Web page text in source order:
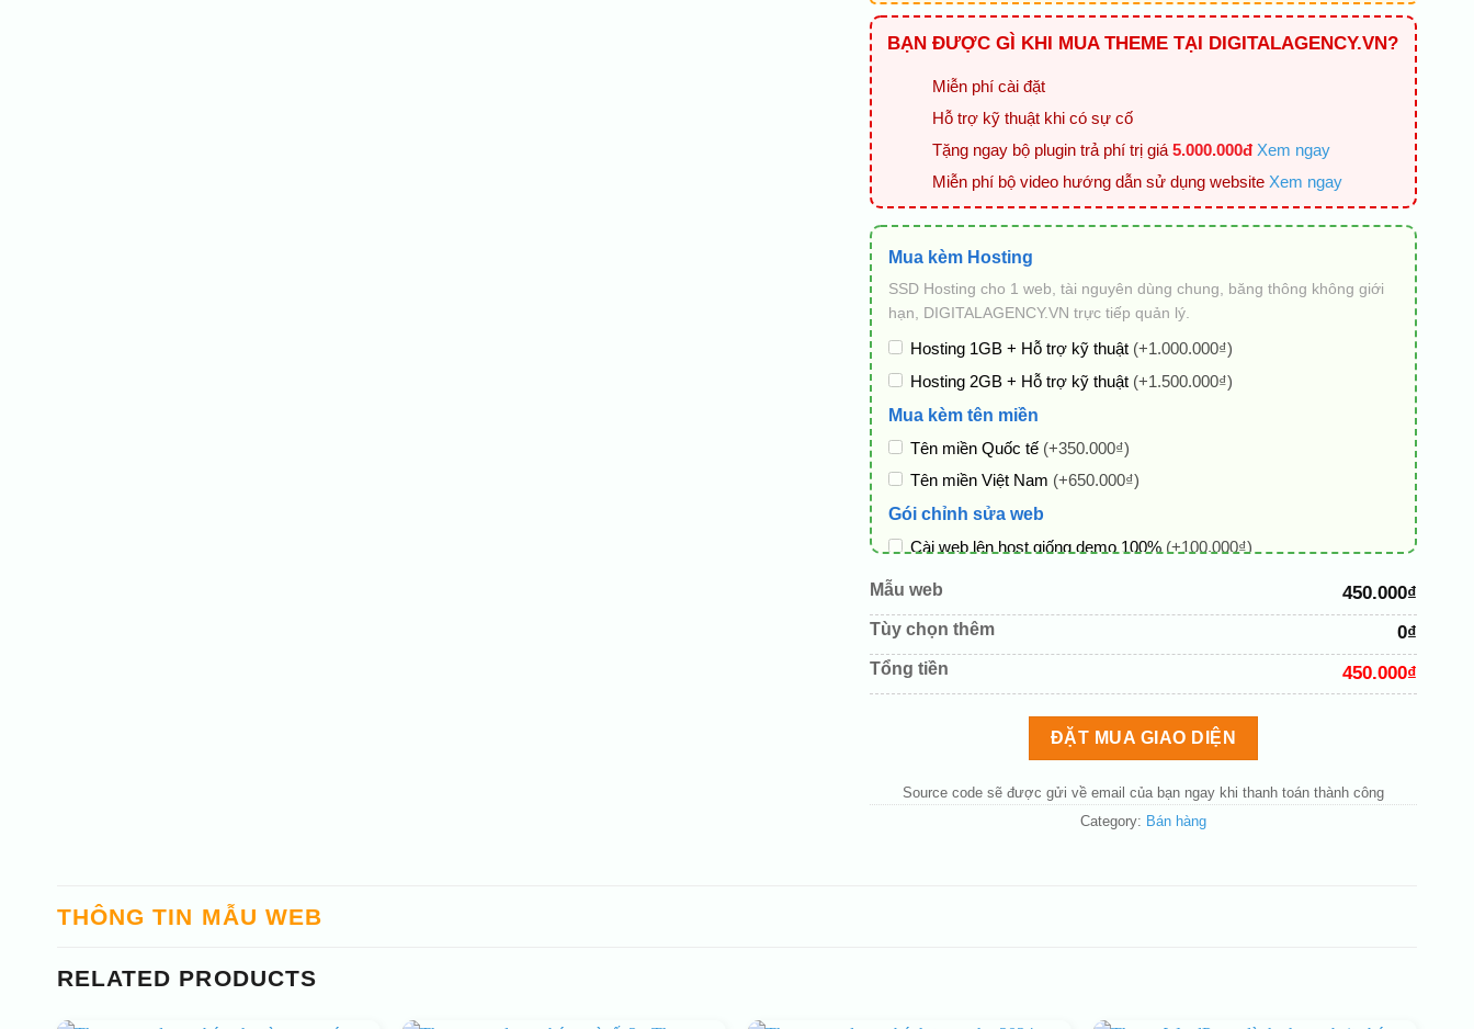
BẠN ĐƯỢC GÌ KHI MUA THEME TẠI DIGITALAGENCY.VN?
Miễn phí cài đặt
Hỗ trợ kỹ thuật khi có sự cố
Tặng ngay bộ plugin trả phí trị giá 5.000.000đ Xem ngay
Miễn phí bộ video hướng dẫn sử dụng website Xem ngay
Mua kèm Hosting
SSD Hosting cho 1 web, tài nguyên dùng chung, băng thông không giới
hạn, DIGITALAGENCY.VN trực tiếp quản lý.
Hosting 1GB + Hỗ trợ kỹ thuật (+1.000.000₫)
Hosting 2GB + Hỗ trợ kỹ thuật (+1.500.000₫)
Mua kèm tên miền
Tên miền Quốc tế (+350.000₫)
Tên miền Việt Nam (+650.000₫)
Gói chỉnh sửa web
Cài web lên host giống demo 100% (+100.000₫)
Thay logo + thông tin doanh nghiệp
Đổi màu chủ đạo theo tông của logo(+200.000₫)
Sửa danh mục và sắp xếp lại đề mục menu cho chuẩn
Thay đổi bố cục trang chủ (đơn giản)
Mẫu web 450.000₫
Tùy chọn thêm 0₫
Tổng tiền 450.000₫
ĐẶT MUA GIAO DIỆN
Source code sẽ được gửi về email của bạn ngay khi thanh toán thành công
Category: Bán hàng
THÔNG TIN MẪU WEB
RELATED PRODUCTS